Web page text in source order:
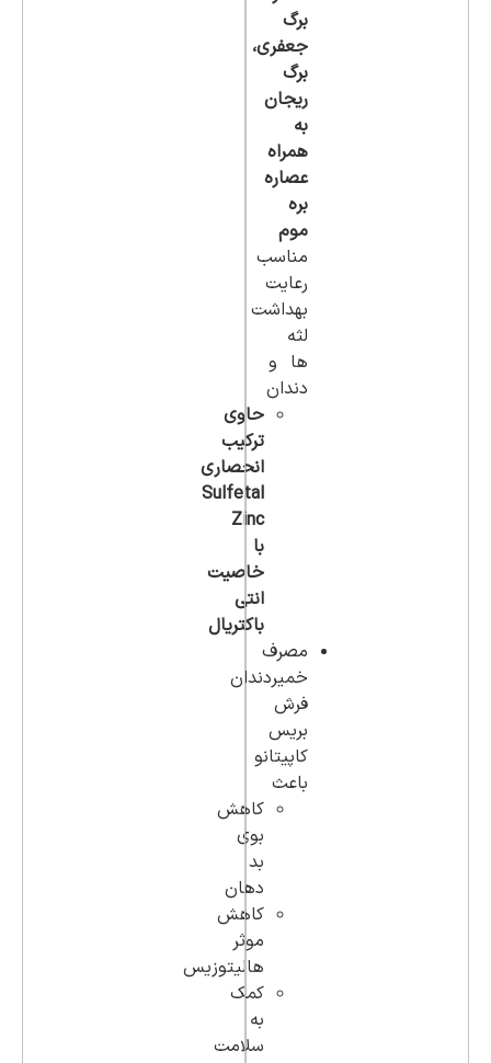
برگ
جعفری،
برگ
ریجان
به
همراه
عصاره
بره
موم
مناسب
رعایت
بهداشت
لثه
ها و
دندان
حاوی
ترکیب
انحصاری
Sulfetal
Zinc
با
خاصیت
انتی
باکتریال
مصرف
خمیردندان
فرش
بریس
کاپیتانو
باعث
کاهش
بوی
بد
دهان
کاهش
موثر
هالیتوزیس
کمک
به
سلامت